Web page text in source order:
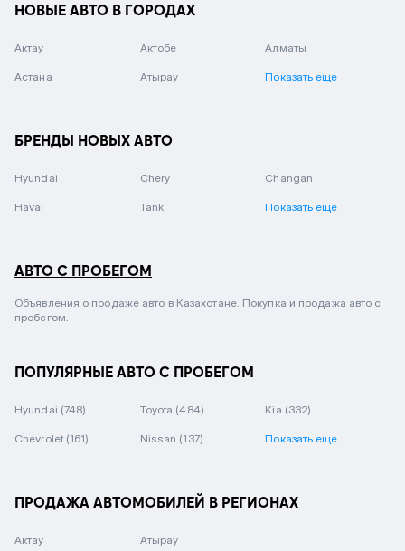
НОВЫЕ АВТО В ГОРОДАХ
Актау Актобе Алматы
Астана Атырау Показать еще
БРЕНДЫ НОВЫХ АВТО
Hyundai Chery Changan
Haval Tank Показать еще
АВТО С ПРОБЕГОМ
Объявления о продаже авто в Казахстане. Покупка и продажа авто с
пробегом.
ПОПУЛЯРНЫЕ АВТО С ПРОБЕГОМ
Hyundai (748) Toyota (484) Kia (332)
Chevrolet (161) Nissan (137) Показать еще
ПРОДАЖА АВТОМОБИЛЕЙ В РЕГИОНАХ
Актау Атырау